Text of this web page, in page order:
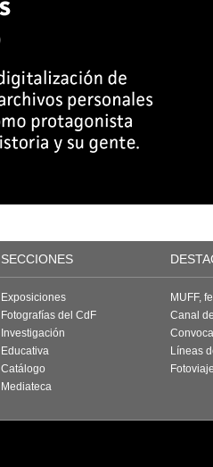
SECCIONES
Exposiciones
Fotografías del CdF
Investigación
Educativa
Catálogo
Mediateca
MUFF,
Canal
Líneas